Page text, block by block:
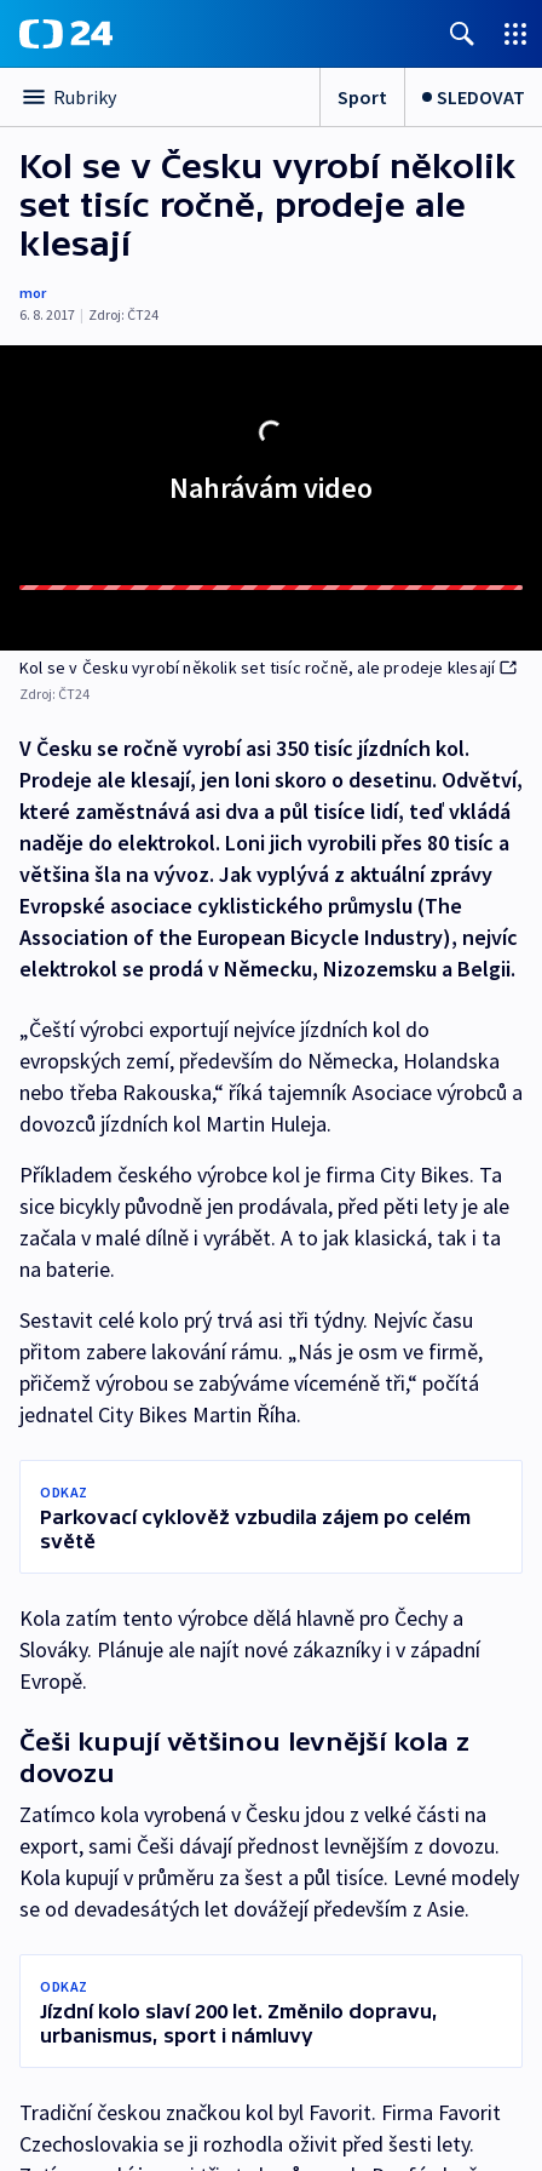
Rubriky Sport SLEDOVAT
Kol se v Česku vyrobí několik
set tisíc ročně, prodeje ale
klesají
mor
6. 8. 2017 | Zdroj: ČT24
Nahrávám video
Kol se v Česku vyrobí několik set tisíc ročně, ale prodeje klesají
Zdroj: ČT24
V Česku se ročně vyrobí asi 350 tisíc jízdních kol.
Prodeje ale klesají, jen loni skoro o desetinu. Odvětví,
které zaměstnává asi dva a půl tisíce lidí, teď vkládá
naděje do elektrokol. Loni jich vyrobili přes 80 tisíc a
většina šla na vývoz. Jak vyplývá z aktuální zprávy
Evropské asociace cyklistického průmyslu (The
Association of the European Bicycle Industry), nejvíc
elektrokol se prodá v Německu, Nizozemsku a Belgii.
„Čeští výrobci exportují nejvíce jízdních kol do
evropských zemí, především do Německa, Holandska
nebo třeba Rakouska,“ říká tajemník Asociace výrobců a
dovozců jízdních kol Martin Huleja.
Příkladem českého výrobce kol je firma City Bikes. Ta
sice bicykly původně jen prodávala, před pěti lety je ale
začala v malé dílně i vyrábět. A to jak klasická, tak i ta
na baterie.
Sestavit celé kolo prý trvá asi tři týdny. Nejvíc času
přitom zabere lakování rámu. „Nás je osm ve firmě,
přičemž výrobou se zabýváme víceméně tři,“ počítá
jednatel City Bikes Martin Říha.
ODKAZ
Parkovací cyklověž vzbudila zájem po celém
světě
Kola zatím tento výrobce dělá hlavně pro Čechy a
Slováky. Plánuje ale najít nové zákazníky i v západní
Evropě.
Češi kupují většinou levnější kola z
dovozu
Zatímco kola vyrobená v Česku jdou z velké části na
export, sami Češi dávají přednost levnějším z dovozu.
Kola kupují v průměru za šest a půl tisíce. Levné modely
se od devadesátých let dovážejí především z Asie.
ODKAZ
Jízdní kolo slaví 200 let. Změnilo dopravu,
urbanismus, sport i námluvy
Tradiční českou značkou kol byl Favorit. Firma Favorit
Czechoslovakia se ji rozhodla oživit před šesti lety.